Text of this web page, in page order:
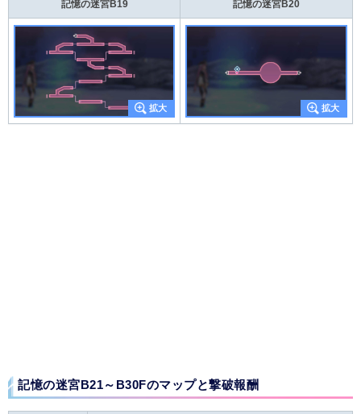
記憶の迷宮B19 記憶の迷宮B20
記憶の迷宮B21～B30Fのマップと撃破報酬